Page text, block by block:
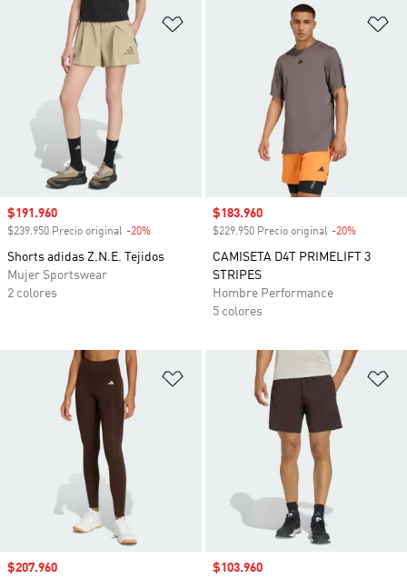
Añadir a la lista de deseos
Precio de venta
$191.960
$239.950 Precio original -20%
Shorts adidas Z.N.E. Tejidos
Mujer Sportswear
2 colores
Precio de venta
$183.960
$229.950 Precio original -20%
CAMISETA D4T PRIMELIFT 3
STRIPES
Hombre Performance
5 colores
Añadir a la lista de deseos
Precio de venta
$207.960 Precio de venta
$103.960